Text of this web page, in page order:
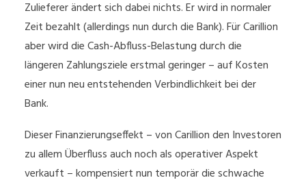
Zulieferer ändert sich dabei nichts. Er wird in normaler
Zeit bezahlt (allerdings nun durch die Bank). Für Carillion
aber wird die Cash-Abfluss-Belastung durch die
längeren Zahlungsziele erstmal geringer – auf Kosten
einer nun neu entstehenden Verbindlichkeit bei der
Bank.
Dieser Finanzierungseffekt – von Carillion den Investoren
zu allem Überfluss auch noch als operativer Aspekt
verkauft – kompensiert nun temporär die schwache